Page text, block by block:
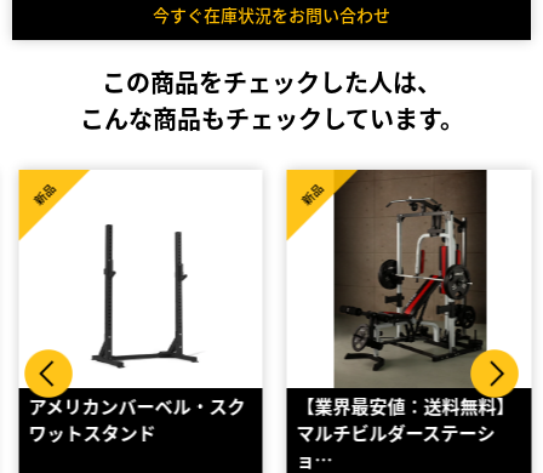
今すぐ在庫状況をお問い合わせ
この商品をチェックした人は、
こんな商品もチェックしています。
アメリカンバーベル・スク
ワットスタンド
新品
【業界最安値：送料無料】
マルチビルダーステーシ
ョ…
新品